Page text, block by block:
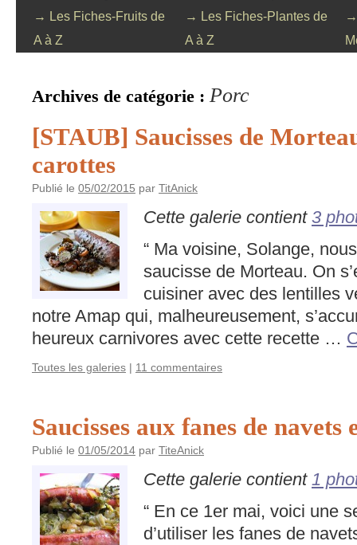
→ Les Fiches-Fruits de
A à Z
→ Les Fiches-Plantes de
A à Z
→
Archives de catégorie : Porc
[STAUB] Saucisses de
carottes
Publié le 05/02/2015 par TitAnick
Cette galerie contient 3
“ Ma voisine, Solange,
saucisse de Morteau. On
cuisiner avec des lentilles
notre Amap qui, malheureusement,
heureux carnivores avec cette recette …
Toutes les galeries | 11 commentaires
Saucisses aux fanes de navets
Publié le 01/05/2014 par TiteAnick
Cette galerie contient 1
“ En ce 1er mai, voici une
d’utiliser les fanes de